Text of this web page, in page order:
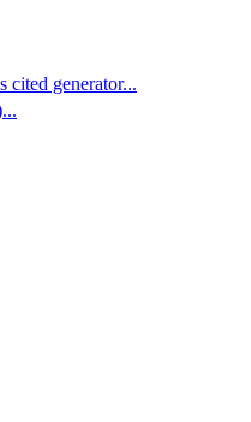
cited generator...